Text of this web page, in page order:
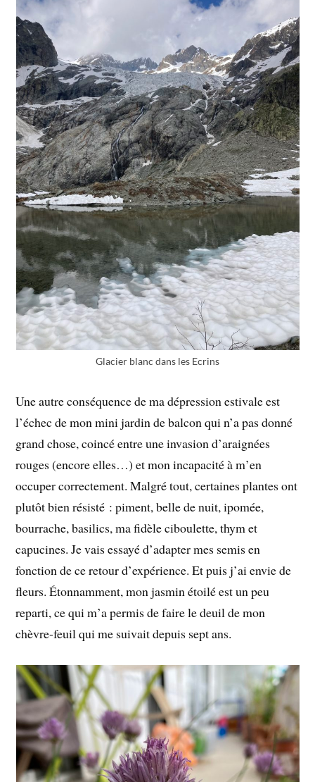
Glacier blanc dans les Ecrins
Une autre conséquence de ma dépression estivale est
l’échec de mon mini jardin de balcon qui n’a pas donné
grand chose, coincé entre une invasion d’araignées
rouges (encore elles…) et mon incapacité à m’en
occuper correctement. Malgré tout, certaines plantes ont
plutôt bien résisté : piment, belle de nuit, ipomée,
bourrache, basilics, ma fidèle ciboulette, thym et
capucines. Je vais essayé d’adapter mes semis en
fonction de ce retour d’expérience. Et puis j’ai envie de
fleurs. Étonnamment, mon jasmin étoilé est un peu
reparti, ce qui m’a permis de faire le deuil de mon
chèvre-feuil qui me suivait depuis sept ans.